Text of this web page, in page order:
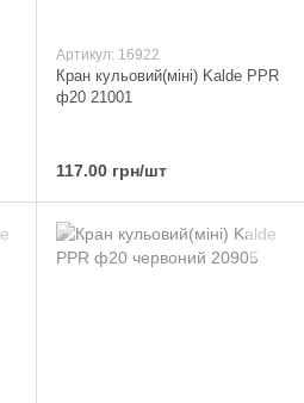
Артикул: 16922
Кран кульовий(міні) Kalde PPR
ф20 21001
117.00 грн/шт